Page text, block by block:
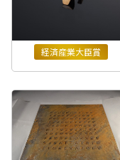
経済産業大臣賞